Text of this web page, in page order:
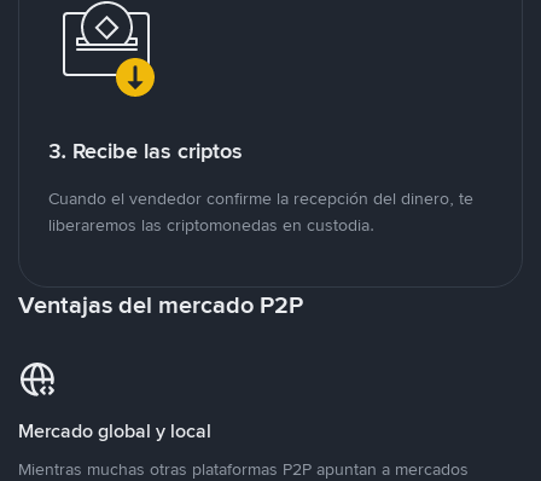
3. Recibe las criptos
Cuando el vendedor confirme la recepción del dinero, te
liberaremos las criptomonedas en custodia.
Ventajas del mercado P2P
Mercado global y local
Mientras muchas otras plataformas P2P apuntan a mercados